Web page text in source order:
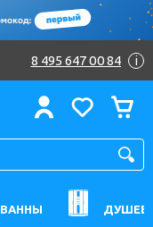
8 495 647 00 84 i
ВАННЫ